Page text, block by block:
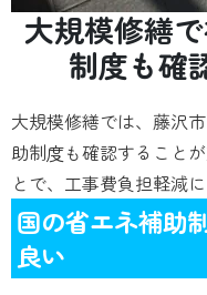
大規模修繕
制度も確
大規模修繕では、藤沢
助制度も確認すること
とで、工事費負担軽減
国の省エネ補助
良い